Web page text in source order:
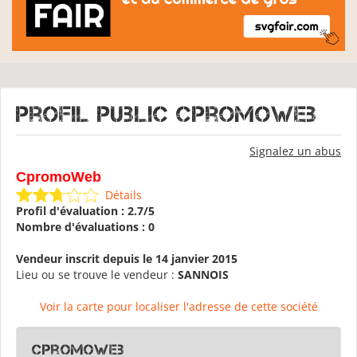
Profil public CpromoWeb
Signalez un abus
CpromoWeb
Détails
Profil d'évaluation : 2.7/5
Nombre d'évaluations : 0
Vendeur inscrit depuis le 14 janvier 2015
Lieu ou se trouve le vendeur : SANNOIS
Voir la carte pour localiser l'adresse de cette société
CpromoWeb